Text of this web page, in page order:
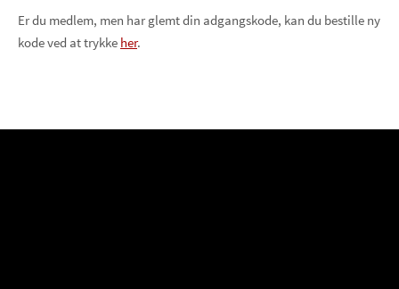
Er du medlem, men har glemt din adgangskode, kan du bestille ny
kode ved at trykke her.